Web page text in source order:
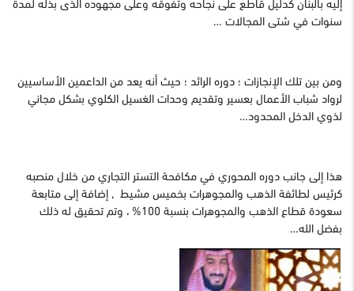
سنوات في شتى المجالات …
ومن بين تلك الإنجازات ؛ دوره الرائد ؛ حيث أنه يعد من الداعمين الأساسيين
لرواد شباب الأعمال بعسير وتقديم وحدات الغسيل الكلوي بشكل مجاني
لذوي الدخل المحدود…
هذا إلى جانب دوره المحوري في مكافحة التستر التجاري من خلال منصبه
كرئيس لطائفة الذهب والمجوهرات بخميس مشيط , إضافة إلى متابعة
سعودة قطاع الذهب والمجوهرات بنسبة 100% ، وتم تحقيق له ذلك
بفضل الله…